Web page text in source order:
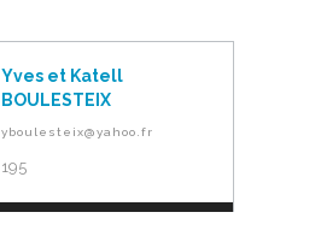
Yves et Katell
BOULESTEIX
yboulesteix@yahoo.fr
195